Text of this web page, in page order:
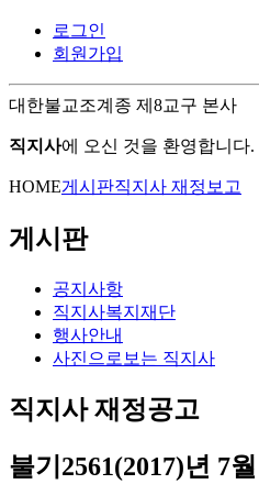
로그인
회원가입
대한불교조계종 제8교구 본사
직지사에 오신 것을 환영합니다.
HOME게시판직지사 재정보고
게시판
공지사항
직지사복지재단
행사안내
사진으로보는 직지사
직지사 재정공고
불기2561(2017)년 7